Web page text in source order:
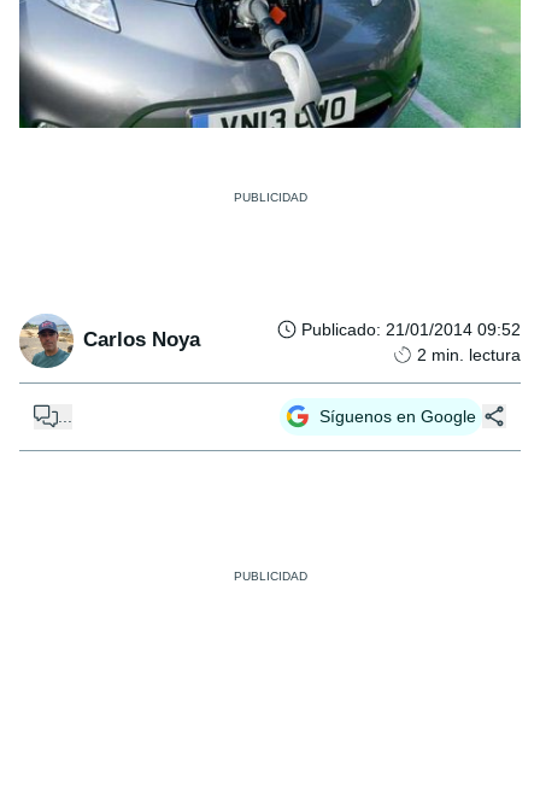
Carlos Noya Publicado: 21/01/2014 09:52
2 min. lectura
Síguenos en Google